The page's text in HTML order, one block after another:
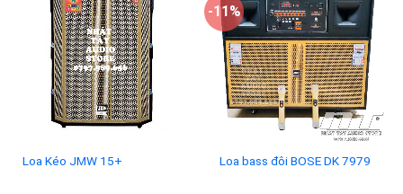
Add to
wishlist
Loa Kéo JMW 15+
-11%
Add to
wishlist
Loa bass đôi BOSE DK 7979